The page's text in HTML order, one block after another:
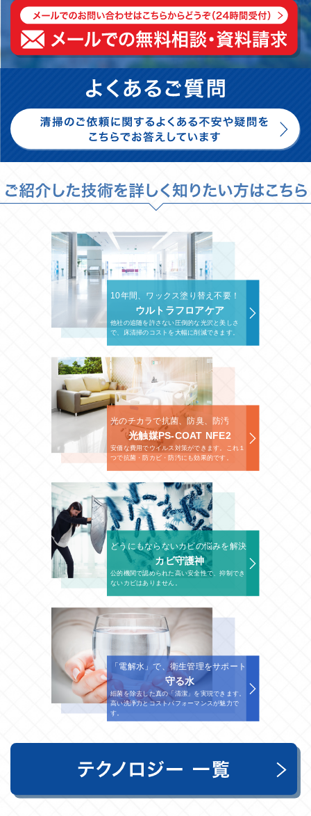
10年間、ワックス塗り替え不要！
ウルトラフロアケア
他社の追随を許さない圧倒的な光沢と美しさ
で、床清掃のコストを大幅に削減できます。
光のチカラで抗菌、防臭、防汚
光触媒PS-COAT NFE2
安価な費用でウイルス対策ができます。これ１
つで抗菌・防カビ・防汚にも効果的です。
どうにもならないカビの悩みを解決
カビ守護神
公的機関で認められた高い安全性で、抑制でき
ないカビはありません。
「電解水」で、衛生管理をサポート
守る水
細菌を除去した真の「清潔」を実現できます。
高い洗浄力とコストパフォーマンスが魅力で
す。